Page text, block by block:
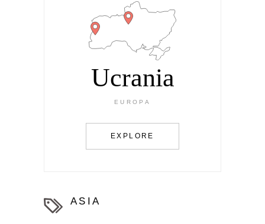
Ucrania
EUROPA
EXPLORE
ASIA